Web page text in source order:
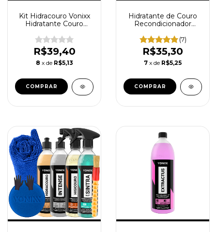
Kit Hidracouro Vonixx
Hidratante Couro
Condicionador
Aplicador de Espuma
R$39,40
8 x de R$5,13
Hidratante de Couro
Recondicionador
500ml
(7)
R$35,30
7 x de R$5,25